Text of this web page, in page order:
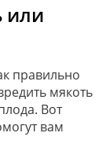
или
правильно
мякоть
Вот
вам